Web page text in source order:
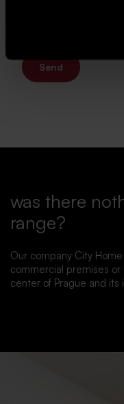
Send
was there
range?
Our company City
commercial premises or
center of Prague and